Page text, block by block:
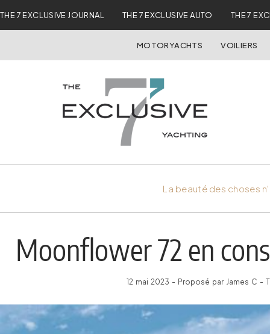
THE 7 EXCLUSIVE JOURNAL THE 7 EXCLUSIVE AUTO THE 7
MOTORYACHTS VOILIERS
La beauté des choses
Moonflower 72 en
12 mai 2023 - Proposé par James C -